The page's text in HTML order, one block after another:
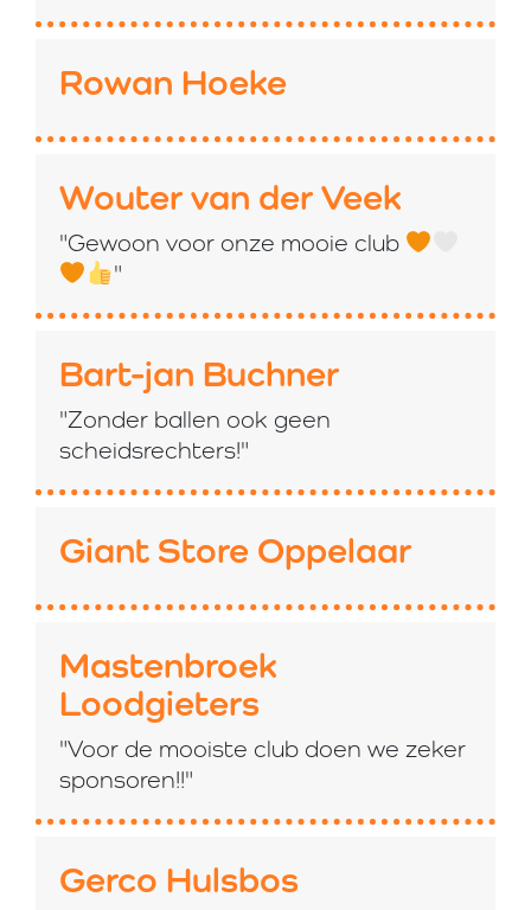
Rowan Hoeke
Wouter van der Veek
"Gewoon voor onze mooie club
"
Bart-jan Buchner
"Zonder ballen ook geen
scheidsrechters!"
Giant Store Oppelaar
Mastenbroek
Loodgieters
"Voor de mooiste club doen we zeker
sponsoren!!"
Gerco Hulsbos